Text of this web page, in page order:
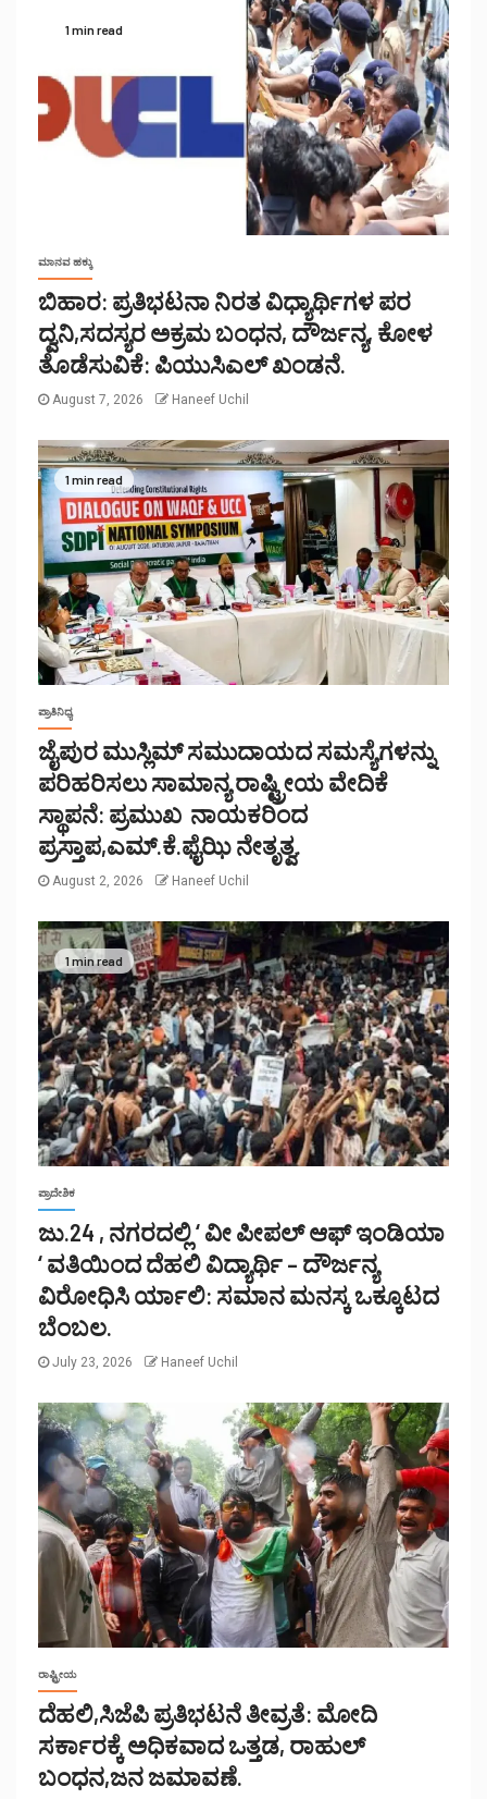
1 min read
ಮಾನವ ಹಕ್ಕು
ಬಿಹಾರ: ಪ್ರತಿಭಟನಾ ನಿರತ ವಿಧ್ಯಾರ್ಥಿಗಳ ಪರ
ದ್ವನಿ,ಸದಸ್ಯರ ಅಕ್ರಮ ಬಂಧನ, ದೌರ್ಜನ್ಯ, ಕೋಳ
ತೊಡೆಸುವಿಕೆ: ಪಿಯುಸಿಎಲ್ ಖಂಡನೆ.
August 7, 2026 Haneef Uchil
1 min read
ಪ್ರಾತಿನಿಧ್ಯ
ಜೈಪುರ ಮುಸ್ಲಿಮ್ ಸಮುದಾಯದ ಸಮಸ್ಯೆಗಳನ್ನು
ಪರಿಹರಿಸಲು ಸಾಮಾನ್ಯ ರಾಷ್ಟ್ರೀಯ ವೇದಿಕೆ
ಸ್ಥಾಪನೆ: ಪ್ರಮುಖ ನಾಯಕರಿಂದ
ಪ್ರಸ್ತಾಪ,ಎಮ್.ಕೆ.ಫೈಝಿ ನೇತೃತ್ವ.
August 2, 2026 Haneef Uchil
1 min read
ಪ್ರಾದೇಶಿಕ
ಜು.24 , ನಗರದಲ್ಲಿ ‘ ವೀ ಪೀಪಲ್ ಆಫ್ ಇಂಡಿಯಾ
‘ ವತಿಯಿಂದ ದೆಹಲಿ ವಿದ್ಯಾರ್ಥಿ – ದೌರ್ಜನ್ಯ
ವಿರೋಧಿಸಿ ರ್ಯಾಲಿ: ಸಮಾನ ಮನಸ್ಕ ಒಕ್ಕೂಟದ
ಬೆಂಬಲ.
July 23, 2026 Haneef Uchil
ರಾಷ್ಟ್ರೀಯ
ದೆಹಲಿ,ಸಿಜೆಪಿ ಪ್ರತಿಭಟನೆ ತೀವ್ರತೆ: ಮೋದಿ
ಸರ್ಕಾರಕ್ಕೆ ಅಧಿಕವಾದ ಒತ್ತಡ, ರಾಹುಲ್
ಬಂಧನ,ಜನ ಜಮಾವಣೆ.